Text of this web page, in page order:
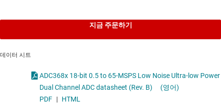
지금 주문하기
데이터 시트
ADC368x 18-bit 0.5 to 65-MSPS Low Noise Ultra-low Power
Dual Channel ADC datasheet (Rev. B)
(영어)
PDF | HTML